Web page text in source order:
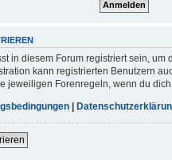
in diesem Forum registriert sein,
kann registrierten Benutzern
jeweiligen Forenregeln, wenn du